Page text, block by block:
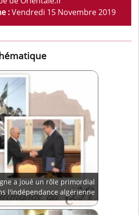
:Vendredi 15 Novembre 2019
a joué un rôle primordial
l'indépendance algérienne